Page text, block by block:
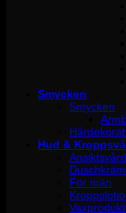
Smycken
Smycken
Hud &
Ansiktsvård
Duschkräm
För män